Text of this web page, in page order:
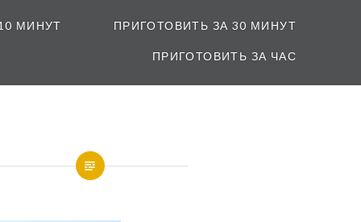
МИНУТ ПРИГОТОВИТЬ ЗА 30 МИНУТ
ПРИГОТОВИТЬ ЗА ЧАС